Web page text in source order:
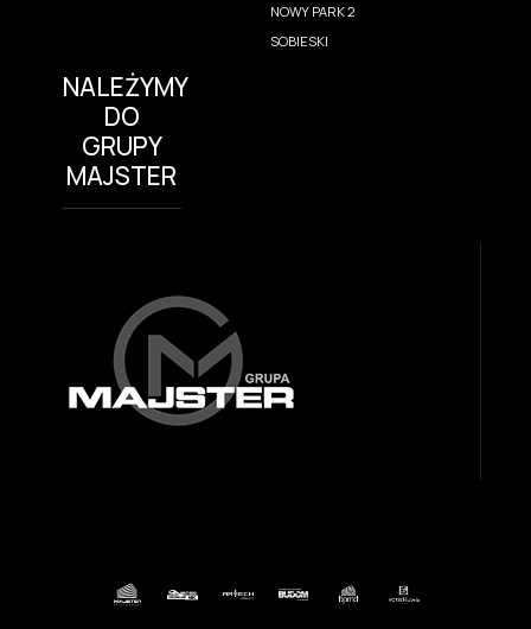
NOWY PARK 2
SOBIESKI
NALEŻYMY
DO
GRUPY
MAJSTER